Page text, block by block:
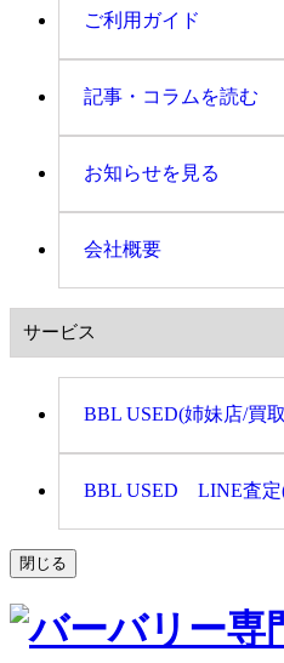
ご利用ガイド
記事・コラムを読む
お知らせを見る
会社概要
サービス
BBL USED(姉妹店/買
BBL USED LINE査定
閉じる